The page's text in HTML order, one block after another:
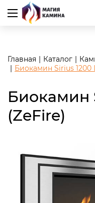
<meta name="robots"
Главная Каталог
Биокамин Sirius 1200
Биокамин
(ZeFire)